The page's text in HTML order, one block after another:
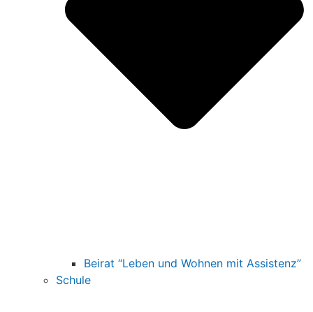
Beirat “Leben und Wohnen mit Assistenz”
Schule